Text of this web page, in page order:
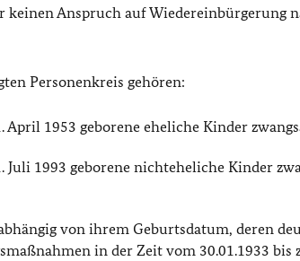
keinen Anspruch auf Wiedereinbürgerung
Personenkreis gehören:
April 1953 geborene eheliche Kinder
Juli 1993 geborene nichteheliche Kinder
von ihrem Geburtsdatum, deren
in der Zeit vom 30.01.1933 bis